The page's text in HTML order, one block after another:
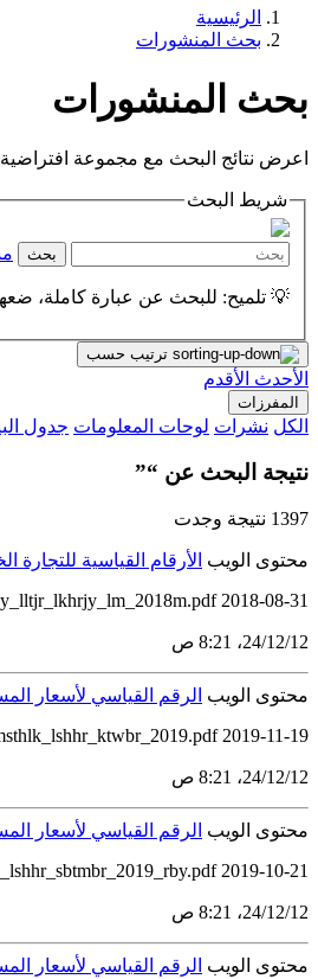
الرئيسية
بحث المنشورات
بحث المنشورات
اعرض نتائج البحث مع مجموعة
شريط البحث
بحث
💡 تلميح: للبحث عن عبارة كاملة،
ترتيب حسب
الأحدث الأقدم
المفرزات
الكل نشرات لوحات المعلومات جدول
نتيجة البحث عن “”
1397 نتيجة وجدت
محتوى الويب الأرقام القياسية للتجارة
2018-08-31
12‏/12‏/24، 8:21 ص
محتوى الويب الرقم القياسي لأسعار
2019-11-19
12‏/12‏/24، 8:21 ص
محتوى الويب الرقم القياسي لأسعار
2019-10-21
12‏/12‏/24، 8:21 ص
محتوى الويب الرقم القياسي لأسعار